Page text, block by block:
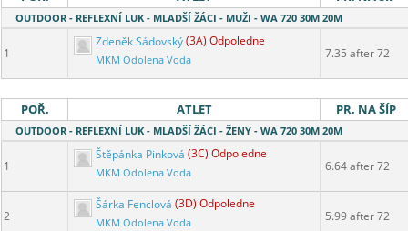
OUTDOOR - REFLEXNÍ LUK - MLADŠÍ ŽÁCI - MUŽI - WA 720 30M 20M
1
Zdeněk Sádovský(3A) Odpoledne
MKM Odolena Voda 7.35 after 72
POŘ. ATLET PR. NA ŠÍP
OUTDOOR - REFLEXNÍ LUK - MLADŠÍ ŽÁCI - ŽENY - WA 720 30M 20M
1
Štěpánka Pinková (3C) Odpoledne
MKM Odolena Voda 6.64 after 72
2
Šárka Fenclová (3D) Odpoledne
MKM Odolena Voda 5.99 after 72